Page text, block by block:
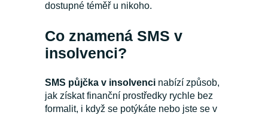
dostupné téměř u nikoho.
Co znamená SMS v
insolvenci?
SMS půjčka v insolvenci nabízí způsob,
jak získat finanční prostředky rychle bez
formalit, i když se potýkáte nebo jste se v